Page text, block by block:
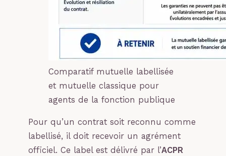
Comparatif mutuelle labellisée
et mutuelle classique pour
agents de la fonction publique
Pour qu’un contrat soit reconnu comme
labellisé, il doit recevoir un agrément
officiel. Ce label est délivré par l’ACPR